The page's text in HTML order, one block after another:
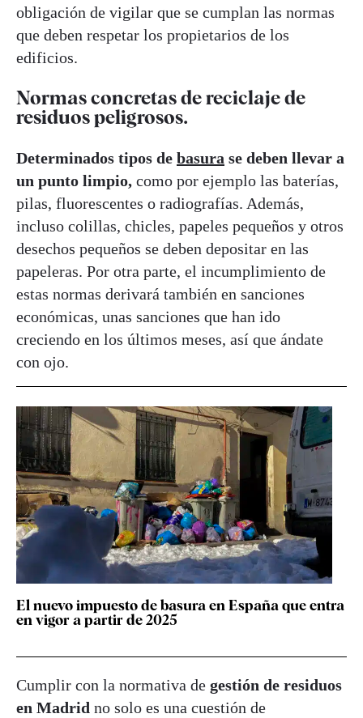
obligación de vigilar que se cumplan las normas
que deben respetar los propietarios de los
edificios.
Normas concretas de reciclaje de
residuos peligrosos.
Determinados tipos de basura se deben llevar a
un punto limpio, como por ejemplo las baterías,
pilas, fluorescentes o radiografías. Además,
incluso colillas, chicles, papeles pequeños y otros
desechos pequeños se deben depositar en las
papeleras. Por otra parte, el incumplimiento de
estas normas derivará también en sanciones
económicas, unas sanciones que han ido
creciendo en los últimos meses, así que ándate
con ojo.
El nuevo impuesto de basura en España que entra
en vigor a partir de 2025
Cumplir con la normativa de gestión de residuos
en Madrid no solo es una cuestión de